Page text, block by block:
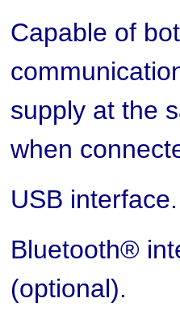
Capable of
supply at the
when
USB interface.
Bluetooth®
(optional).